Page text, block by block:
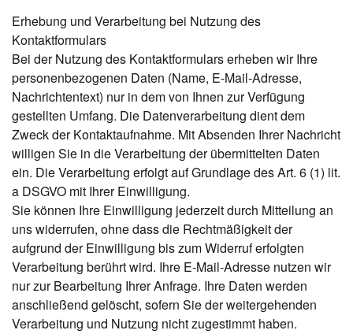
Erhebung und Verarbeitung bei Nutzung des
Kontaktformulars
Bei der Nutzung des Kontaktformulars erheben wir Ihre
personenbezogenen Daten (Name, E-Mail-Adresse,
Nachrichtentext) nur in dem von Ihnen zur Verfügung
gestellten Umfang. Die Datenverarbeitung dient dem
Zweck der Kontaktaufnahme. Mit Absenden Ihrer Nachricht
willigen Sie in die Verarbeitung der übermittelten Daten
ein. Die Verarbeitung erfolgt auf Grundlage des Art. 6 (1) lit.
a DSGVO mit Ihrer Einwilligung.
Sie können Ihre Einwilligung jederzeit durch Mitteilung an
uns widerrufen, ohne dass die Rechtmäßigkeit der
aufgrund der Einwilligung bis zum Widerruf erfolgten
Verarbeitung berührt wird. Ihre E-Mail-Adresse nutzen wir
nur zur Bearbeitung Ihrer Anfrage. Ihre Daten werden
anschließend gelöscht, sofern Sie der weitergehenden
Verarbeitung und Nutzung nicht zugestimmt haben.